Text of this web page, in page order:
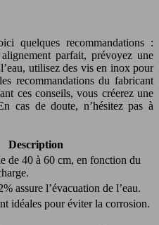
quelques recommandations :
parfait, prévoyez une
utilisez des vis en inox pour
recommandations du fabricant
ces conseils, vous créerez une
cas de doute, n’hésitez pas à
Description
de 40 à 60 cm, en fonction du
assure l’évacuation de l’eau.
idéales pour éviter la corrosion.